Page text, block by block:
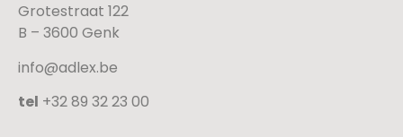
Grotestraat 122
B – 3600 Genk
info@adlex.be
tel +32 89 32 23 00